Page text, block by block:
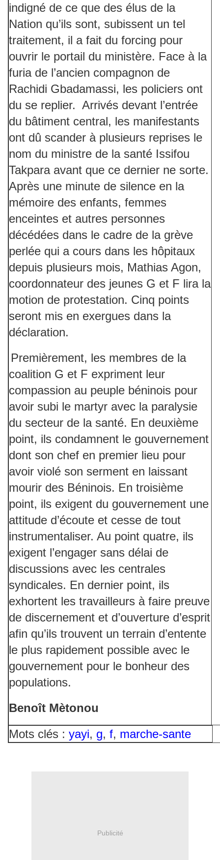
indigné de ce que des élus de la
Nation qu’ils sont, subissent un tel
traitement, il a fait du forcing pour
ouvrir le portail du ministère. Face à la
furia de l’ancien compagnon de
Rachidi Gbadamassi, les policiers ont
du se replier. Arrivés devant l’entrée
du bâtiment central, les manifestants
ont dû scander à plusieurs reprises le
nom du ministre de la santé Issifou
Takpara avant que ce dernier ne sorte.
Après une minute de silence en la
mémoire des enfants, femmes
enceintes et autres personnes
décédées dans le cadre de la grève
perlée qui a cours dans les hôpitaux
depuis plusieurs mois, Mathias Agon,
coordonnateur des jeunes G et F lira la
motion de protestation. Cinq points
seront mis en exergues dans la
déclaration.
Premièrement, les membres de la
coalition G et F expriment leur
compassion au peuple béninois pour
avoir subi le martyr avec la paralysie
du secteur de la santé. En deuxième
point, ils condamnent le gouvernement
dont son chef en premier lieu pour
avoir violé son serment en laissant
mourir des Béninois. En troisième
point, ils exigent du gouvernement une
attitude d’écoute et cesse de tout
instrumentaliser. Au point quatre, ils
exigent l’engager sans délai de
discussions avec les centrales
syndicales. En dernier point, ils
exhortent les travailleurs à faire preuve
de discernement et d’ouverture d’esprit
afin qu’ils trouvent un terrain d’entente
le plus rapidement possible avec le
gouvernement pour le bonheur des
populations.
Benoît Mètonou
Mots clés : yayi, g, f, marche-sante
Publicité